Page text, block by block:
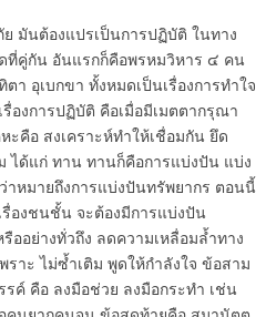
มันต้องแปรเป็นการปฏิบัติ ในทาง
ที่คู่กัน อันแรกก็คือพรหมวิหาร ๔ คน
า อุเบกขา ทั้งหมดเป็นเรื่องการทำใจ
องการปฏิบัติ คือเมื่อมีเมตตากรุณา
คือ สงเคราะห์ทำให้เชื่อมกัน ยึด
ได้แก่ ทาน ทานก็คือการแบ่งปัน แบ่ง
หมายถึงการแบ่งปันทรัพยากร ตอนนี้
รื่องชนชั้น จะต้องมีการแบ่งปัน
ออย่างทั่วถึง ลดความเหลื่อมล้ำทาง
ราะ ไม่ซ้ำเติม พูดให้กำลังใจ ข้อสาม
รค์ คือ ลงมือช่วย ลงมือกระทำ เช่น